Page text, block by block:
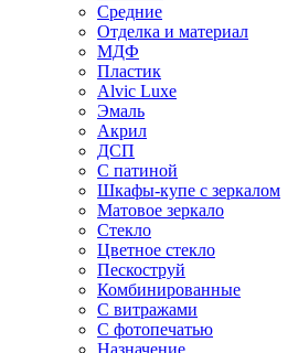
Средние
Отделка и материал
МДФ
Пластик
Alvic Luxe
Эмаль
Акрил
ДСП
С патиной
Шкафы-купе с зеркалом
Матовое зеркало
Стекло
Цветное стекло
Пескоструй
Комбинированные
С витражами
С фотопечатью
Назначение